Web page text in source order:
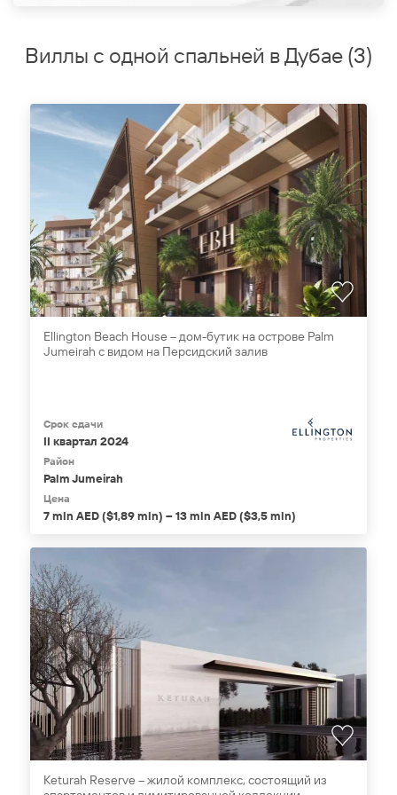
Виллы с одной спальней в Дубае (3)
Ellington Beach House – дом-бутик на острове Palm
Jumeirah с видом на Персидский залив
Срок сдачи
II квартал 2024
Район
Palm Jumeirah
Цена
7 mln AED ($1,89 mln) – 13 mln AED ($3,5 mln)
Keturah Reserve – жилой комплекс, состоящий из